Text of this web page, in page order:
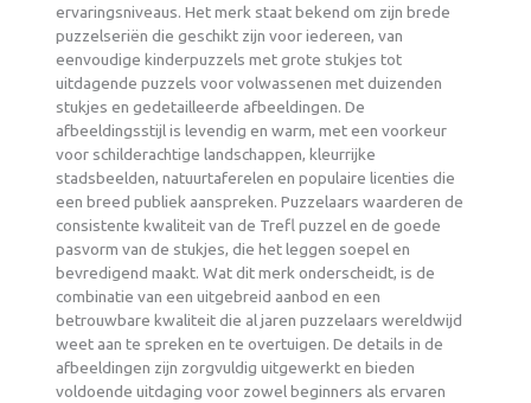
ervaringsniveaus. Het merk staat bekend om zijn brede
puzzelseriën die geschikt zijn voor iedereen, van
eenvoudige kinderpuzzels met grote stukjes tot
uitdagende puzzels voor volwassenen met duizenden
stukjes en gedetailleerde afbeeldingen. De
afbeeldingsstijl is levendig en warm, met een voorkeur
voor schilderachtige landschappen, kleurrijke
stadsbeelden, natuurtaferelen en populaire licenties die
een breed publiek aanspreken. Puzzelaars waarderen de
consistente kwaliteit van de Trefl puzzel en de goede
pasvorm van de stukjes, die het leggen soepel en
bevredigend maakt. Wat dit merk onderscheidt, is de
combinatie van een uitgebreid aanbod en een
betrouwbare kwaliteit die al jaren puzzelaars wereldwijd
weet aan te spreken en te overtuigen. De details in de
afbeeldingen zijn zorgvuldig uitgewerkt en bieden
voldoende uitdaging voor zowel beginners als ervaren